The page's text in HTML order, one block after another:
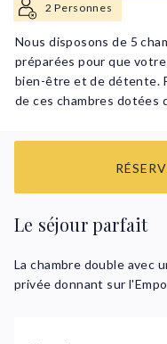
2 Personnes
Nous disposons de 5
préparées pour que
bien-être et de détente.
de ces chambres dotées
Le séjour parfait
La chambre double avec
privée donnant sur